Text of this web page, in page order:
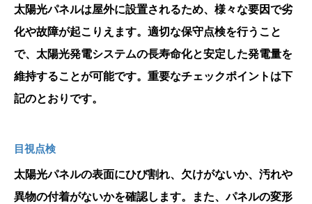
太陽光パネルは屋外に設置されるため、様々な要因で劣
化や故障が起こりえます。適切な保守点検を行うこと
で、太陽光発電システムの長寿命化と安定した発電量を
維持することが可能です。重要なチェックポイントは下
記のとおりです。
目視点検
太陽光パネルの表面にひび割れ、欠けがないか、汚れや
異物の付着がないかを確認します。また、パネルの変形